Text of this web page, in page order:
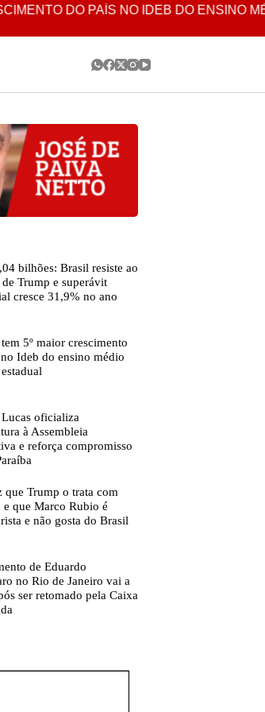
DO PAÍS NO IDEB DO ENSINO
bilhões: Brasil resiste ao
Trump e superávit
cresce 31,9% no ano
5º maior crescimento
Ideb do ensino médio
oficializa
à Assembleia
e reforça compromisso
que Trump o trata com
e que Marco Rubio é
e não gosta do Brasil
de Eduardo
no Rio de Janeiro vai a
ser retomado pela Caixa